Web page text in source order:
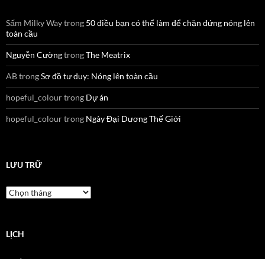
Sấm Milky Waytrong 50 điều bạn có thể làm để chặn đứng nóng lên
toàn cầu
Nguyễn CườngtrongThe Meatrix
ABtrongSơ đồ tư duy: Nóng lên toàn cầu
hopeful_colourtrong Dự án
hopeful_colourtrong Ngày Đại Dương Thế Giới
LƯU TRỮ
Lưu
trữ
LỊCH